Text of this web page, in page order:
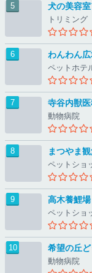
犬の美容
トリミング
わんわん
ペットホテ
寺谷内獣
動物病院
まつやま
ペットショ
高木養鯉場
ペットショ
希望の丘
動物病院